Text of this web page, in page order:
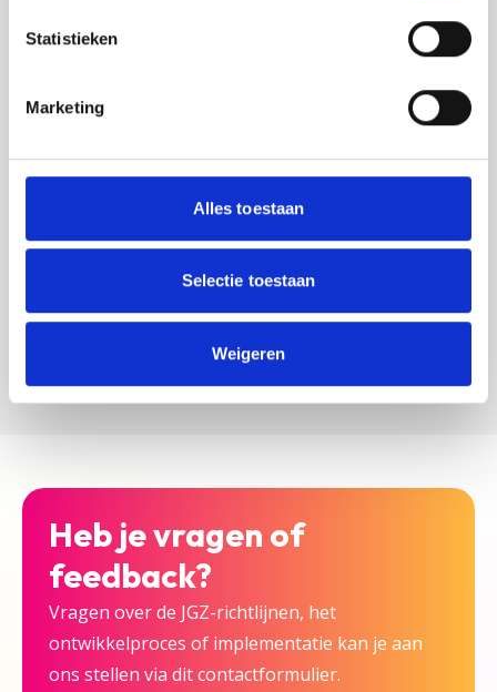
Statistieken
Marketing
Alles toestaan
Selectie toestaan
Weigeren
feedback meegenomen wordt met de
Ik ga akkoord dat mijn gegevens
worden gedeeld met de
zijn bij deze JGZ-richtlijn.
Versturen
Heb je vragen of
feedback?
Vragen over de JGZ-richtlijnen, het
ontwikkelproces of implementatie kan je aan
ons stellen via dit contactformulier.